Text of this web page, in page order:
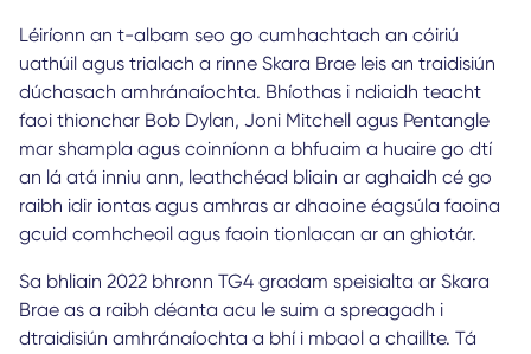
Léiríonn an t-albam seo go cumhachtach an cóiriú
uathúil agus trialach a rinne Skara Brae leis an traidisiún
dúchasach amhránaíochta. Bhíothas i ndiaidh teacht
faoi thionchar Bob Dylan, Joni Mitchell agus Pentangle
mar shampla agus coinníonn a bhfuaim a huaire go dtí
an lá atá inniu ann, leathchéad bliain ar aghaidh cé go
raibh idir iontas agus amhras ar dhaoine éagsúla faoina
gcuid comhcheoil agus faoin tionlacan ar an ghiotár.
Sa bhliain 2022 bhronn TG4 gradam speisialta ar Skara
Brae as a raibh déanta acu le suim a spreagadh i
dtraidisiún amhránaíochta a bhí i mbaol a chaillte. Tá